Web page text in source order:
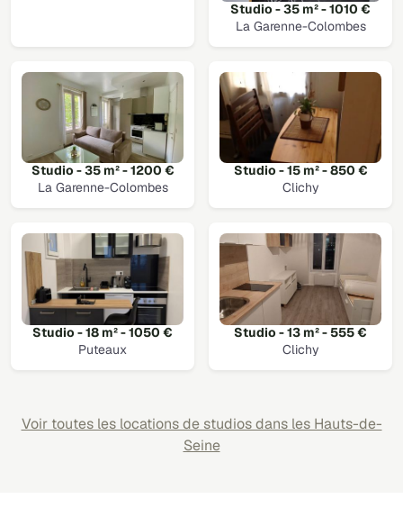
Studio - 35 m² - 1010 €
La Garenne-Colombes
Studio - 35 m² - 1200 €
La Garenne-Colombes
Studio - 15 m² - 850 €
Clichy
Studio - 18 m² - 1050 €
Puteaux
Studio - 13 m² - 555 €
Clichy
Voir toutes les locations de studios dans les Hauts-de-
Seine